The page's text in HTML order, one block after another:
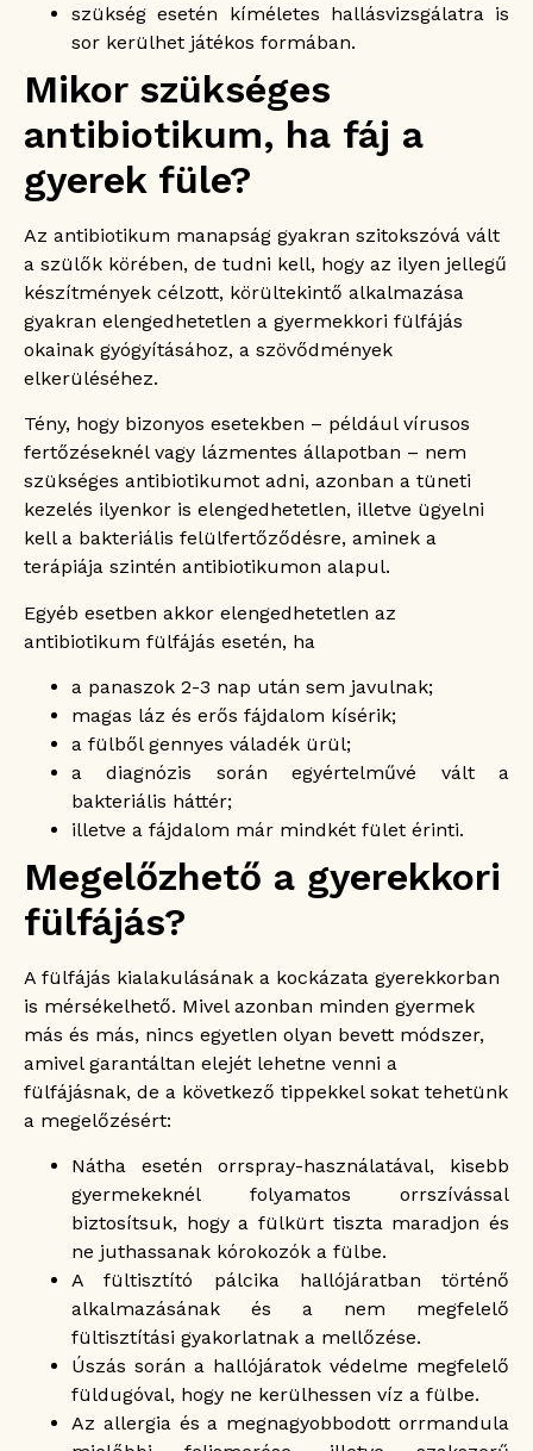
szükség esetén kíméletes hallásvizsgálatra is
sor kerülhet játékos formában.
Mikor szükséges
antibiotikum, ha fáj a
gyerek füle?
Az antibiotikum manapság gyakran szitokszóvá vált
a szülők körében, de tudni kell, hogy az ilyen jellegű
készítmények célzott, körültekintő alkalmazása
gyakran elengedhetetlen a gyermekkori fülfájás
okainak gyógyításához, a szövődmények
elkerüléséhez.
Tény, hogy bizonyos esetekben – például vírusos
fertőzéseknél vagy lázmentes állapotban – nem
szükséges antibiotikumot adni, azonban a tüneti
kezelés ilyenkor is elengedhetetlen, illetve ügyelni
kell a bakteriális felülfertőződésre, aminek a
terápiája szintén antibiotikumon alapul.
Egyéb esetben akkor elengedhetetlen az
antibiotikum fülfájás esetén, ha
a panaszok 2-3 nap után sem javulnak;
magas láz és erős fájdalom kísérik;
a fülből gennyes váladék ürül;
a diagnózis során egyértelművé vált a
bakteriális háttér;
illetve a fájdalom már mindkét fület érinti.
Megelőzhető a gyerekkori
fülfájás?
A fülfájás kialakulásának a kockázata gyerekkorban
is mérsékelhető. Mivel azonban minden gyermek
más és más, nincs egyetlen olyan bevett módszer,
amivel garantáltan elejét lehetne venni a
fülfájásnak, de a következő tippekkel sokat tehetünk
a megelőzésért:
Nátha esetén orrspray-használatával, kisebb
gyermekeknél folyamatos orrszívással
biztosítsuk, hogy a fülkürt tiszta maradjon és
ne juthassanak kórokozók a fülbe.
A fültisztító pálcika hallójáratban történő
alkalmazásának és a nem megfelelő
fültisztítási gyakorlatnak a mellőzése.
Úszás során a hallójáratok védelme megfelelő
füldugóval, hogy ne kerülhessen víz a fülbe.
Az allergia és a megnagyobbodott orrmandula